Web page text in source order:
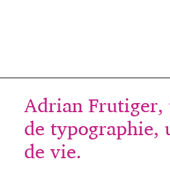
Adrian Frutiger,
de typographie,
de vie.